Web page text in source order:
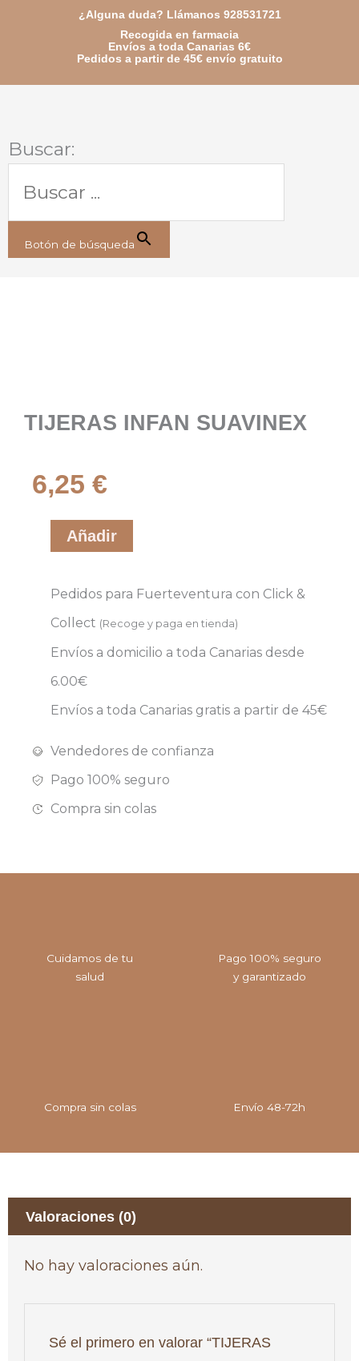
¿Alguna duda? Llámanos 928531721
Recogida en farmacia
Envíos a toda Canarias 6€
Pedidos a partir de 45€ envío gratuito
Buscar:
Botón de búsqueda
TIJERAS INFAN SUAVINEX
6,25 €
TIJERAS
SUAVINEX
cantidad
Añadir
Pedidos para Fuerteventura con Click &
Collect (Recoge y paga en tienda)
Envíos a domicilio a toda Canarias desde
6.00€
Envíos a toda Canarias gratis a partir de 45€
Vendedores de confianza
Pago 100% seguro
Compra sin colas
Cuidamos de tu
salud
Pago 100% seguro
y garantizado
Compra sin colas Envío 48-72h
Valoraciones (0)
No hay valoraciones aún.
Sé el primero en valorar “TIJERAS